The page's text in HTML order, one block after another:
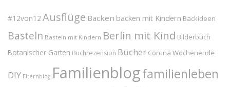
#12von12 Ausflüge Backen backen mit Kindern Backideen
Basteln Basteln mit Kindern Berlin mit Kind Bilderbuch
Botanischer Garten Buchrezension Bücher Corona Wochenende
DIY Elternblog Familienblogfamilienleben